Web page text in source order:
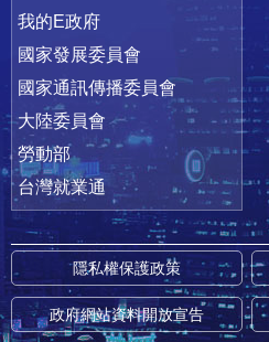
我的E政府
國家發展委員會
國家通訊傳播委員會
大陸委員會
勞動部
台灣就業通
隱私權保護政策
政府網站資料開放宣告